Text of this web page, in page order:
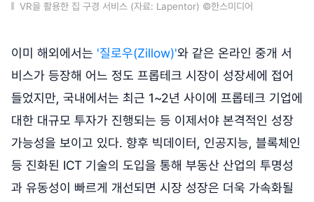
VR을 활용한 집 구경 서비스 (자료: Lapentor) ©한스미디어
이미 해외에서는 '질로우(Zillow)'와 같은 온라인 중개 서
비스가 등장해 어느 정도 프롭테크 시장이 성장세에 접어
들었지만, 국내에서는 최근 1~2년 사이에 프롭테크 기업에
대한 대규모 투자가 진행되는 등 이제서야 본격적인 성장
가능성을 보이고 있다. 향후 빅데이터, 인공지능, 블록체인
등 진화된 ICT 기술의 도입을 통해 부동산 산업의 투명성
과 유동성이 빠르게 개선되면 시장 성장은 더욱 가속화될